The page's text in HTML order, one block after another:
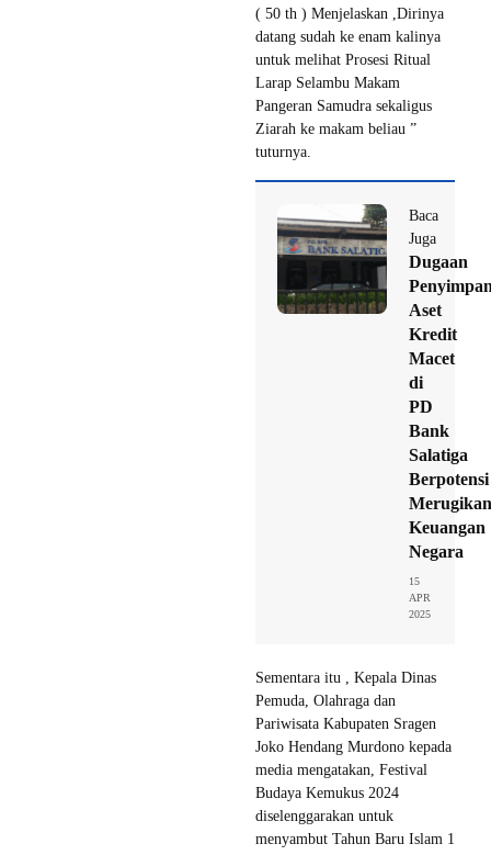
( 50 th ) Menjelaskan ,Dirinya
datang sudah ke enam kalinya
untuk melihat Prosesi Ritual
Larap Selambu Makam
Pangeran Samudra sekaligus
Ziarah ke makam beliau ”
tuturnya.
Baca
Juga
Dugaan
Aset
Kredit
Macet
di
PD
Bank
Salatiga
Berpotensi
Merugikan
Keuangan
Negara
15
APR
2025
Sementara itu , Kepala Dinas
Pemuda, Olahraga dan
Pariwisata Kabupaten Sragen
Joko Hendang Murdono kepada
media mengatakan, Festival
Budaya Kemukus 2024
diselenggarakan untuk
menyambut Tahun Baru Islam 1